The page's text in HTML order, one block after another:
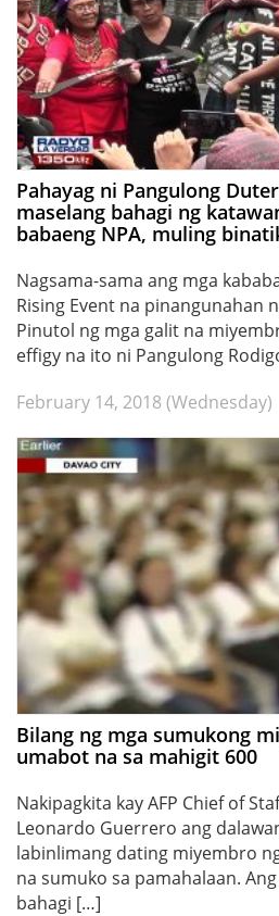
Pahayag ni Pangulong
maselang bahagi ng
babaeng NPA, muling
Nagsama-sama ang mga
Rising Event na pinangunahan
Pinutol ng mga galit na
effigy na ito ni Pangulong
February 14, 2018 (Wednesday)
Bilang ng mga sumukong
umabot na sa mahigit 600
Nakipagkita kay AFP Chief of
Leonardo Guerrero ang
labinlimang dating miyembro
na sumuko sa pamahalaan.
bahagi […]